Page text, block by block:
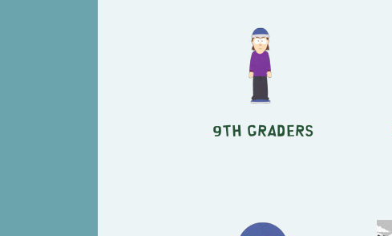
9th Graders